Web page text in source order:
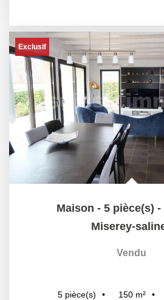
Exclusif
Maison - 5 pièce(s) -
Miserey-
Vendu
5 pièce(s) 150 m²